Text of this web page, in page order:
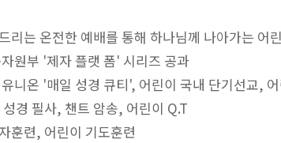
리는 온전한 예배를 통해 하나님께 나아가는 어
원부 '제자 플랫 폼' 시리즈 공과
니온 '매일 성경 큐티', 어린이 국내 단기선교,
경 필사, 챈트 암송, 어린이 Q.T
훈련, 어린이 기도훈련